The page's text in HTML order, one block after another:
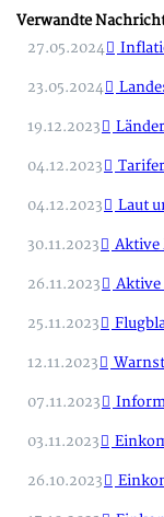
Verwandte
27.05.2024
23.05.2024
19.12.2023
04.12.2023
04.12.2023 Laut
30.11.2023 Aktive
26.11.2023 Aktive
25.11.2023
12.11.2023
07.11.2023
03.11.2023
26.10.2023